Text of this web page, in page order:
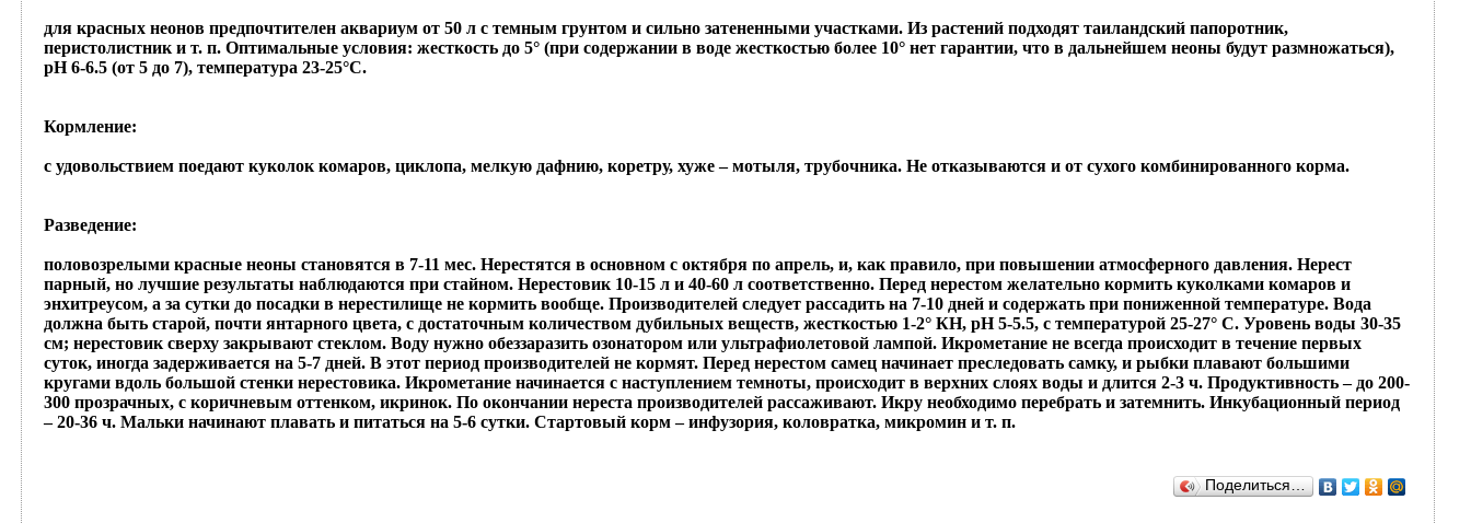
для красных неонов предпочтителен аквариум от 50 л с темным грунтом и сильно затененными участками. Из растений подходят таиландский папоротник,
перистолистник и т. п. Оптимальные условия: жесткость до 5° (при содержании в воде жесткостью более 10° нет гарантии, что в дальнейшем неоны будут размножаться),
рН 6-6.5 (от 5 до 7), температура 23-25°С.
Кормление:
с удовольствием поедают куколок комаров, циклопа, мелкую дафнию, коретру, хуже – мотыля, трубочника. Не отказываются и от сухого комбинированного корма.
Разведение:
половозрелыми красные неоны становятся в 7-11 мес. Нерестятся в основном с октября по апрель, и, как правило, при повышении атмосферного давления. Нерест
парный, но лучшие результаты наблюдаются при стайном. Нерестовик 10-15 л и 40-60 л соответственно. Перед нерестом желательно кормить куколками комаров и
энхитреусом, а за сутки до посадки в нерестилище не кормить вообще. Производителей следует рассадить на 7-10 дней и содержать при пониженной температуре. Вода
должна быть старой, почти янтарного цвета, с достаточным количеством дубильных веществ, жесткостью 1-2° КН, рН 5-5.5, с температурой 25-27° С. Уровень воды 30-35
см; нерестовик сверху закрывают стеклом. Воду нужно обеззаразить озонатором или ультрафиолетовой лампой. Икрометание не всегда происходит в течение первых
суток, иногда задерживается на 5-7 дней. В этот период производителей не кормят. Перед нерестом самец начинает преследовать самку, и рыбки плавают большими
кругами вдоль большой стенки нерестовика. Икрометание начинается с наступлением темноты, происходит в верхних слоях воды и длится 2-3 ч. Продуктивность – до 200-
300 прозрачных, с коричневым оттенком, икринок. По окончании нереста производителей рассаживают. Икру необходимо перебрать и затемнить. Инкубационный период
– 20-36 ч. Мальки начинают плавать и питаться на 5-6 сутки. Стартовый корм – инфузория, коловратка, микромин и т. п.
Поделиться…